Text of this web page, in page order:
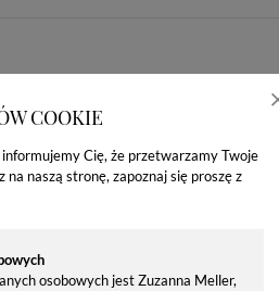
COOKIE
Cię, że przetwarzamy Twoje
na naszą stronę, zapoznaj się proszę z
osobowych jest Zuzanna Meller,